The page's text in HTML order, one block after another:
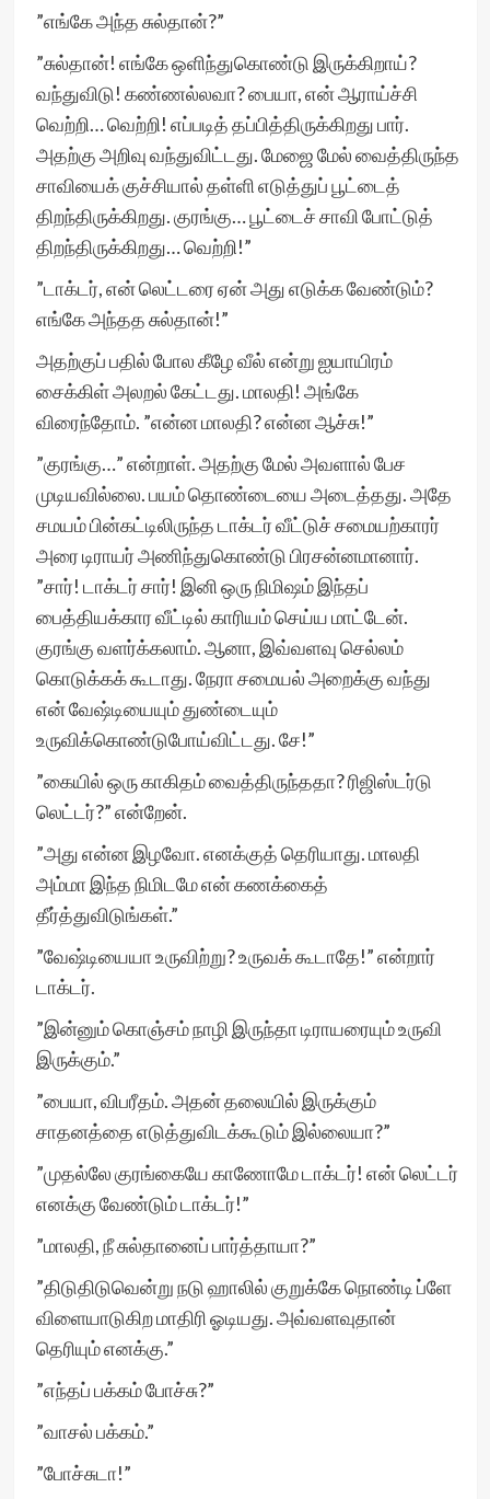
”எங்கே அந்த சுல்தான்?”
”சுல்தான்! எங்கே ஒளிந்துகொண்டு இருக்கிறாய்?
வந்துவிடு! கண்ணல்லவா? பையா, என் ஆராய்ச்சி
வெற்றி… வெற்றி! எப்படித் தப்பித்திருக்கிறது பார்.
அதற்கு அறிவு வந்துவிட்டது. மேஜை மேல் வைத்திருந்த
சாவியைக் குச்சியால் தள்ளி எடுத்துப் பூட்டைத்
திறந்திருக்கிறது. குரங்கு… பூட்டைச் சாவி போட்டுத்
திறந்திருக்கிறது… வெற்றி!”
”டாக்டர், என் லெட்டரை ஏன் அது எடுக்க வேண்டும்?
எங்கே அந்தத சுல்தான்!”
அதற்குப் பதில் போல கீழே வீல் என்று ஐயாயிரம்
சைக்கிள் அலறல் கேட்டது. மாலதி! அங்கே
விரைந்தோம். ”என்ன மாலதி? என்ன ஆச்சு!”
”குரங்கு…” என்றாள். அதற்கு மேல் அவளால் பேச
முடியவில்லை. பயம் தொண்டையை அடைத்தது. அதே
சமயம் பின்கட்டிலிருந்த டாக்டர் வீட்டுச் சமையற்காரர்
அரை டிராயர் அணிந்துகொண்டு பிரசன்னமானார்.
”சார்! டாக்டர் சார்! இனி ஒரு நிமிஷம் இந்தப்
பைத்தியக்கார வீட்டில் காரியம் செய்ய மாட்டேன்.
குரங்கு வளர்க்கலாம். ஆனா, இவ்வளவு செல்லம்
கொடுக்கக் கூடாது. நேரா சமையல் அறைக்கு வந்து
என் வேஷ்டியையும் துண்டையும்
உருவிக்கொண்டுபோய்விட்டது. சே!”
”கையில் ஒரு காகிதம் வைத்திருந்ததா? ரிஜிஸ்டர்டு
லெட்டர்?” என்றேன்.
”அது என்ன இழவோ. எனக்குத் தெரியாது. மாலதி
அம்மா இந்த நிமிடமே என் கணக்கைத்
தீர்த்துவிடுங்கள்.”
”வேஷ்டியையா உருவிற்று? உருவக் கூடாதே!” என்றார்
டாக்டர்.
”இன்னும் கொஞ்சம் நாழி இருந்தா டிராயரையும் உருவி
இருக்கும்.”
”பையா, விபரீதம். அதன் தலையில் இருக்கும்
சாதனத்தை எடுத்துவிடக்கூடும் இல்லையா?”
”முதல்லே குரங்கையே காணோமே டாக்டர்! என் லெட்டர்
எனக்கு வேண்டும் டாக்டர்!”
”மாலதி, நீ சுல்தானைப் பார்த்தாயா?”
”திடுதிடுவென்று நடு ஹாலில் குறுக்கே நொண்டி ப்ளே
விளையாடுகிற மாதிரி ஓடியது. அவ்வளவுதான்
தெரியும் எனக்கு.”
”எந்தப் பக்கம் போச்சு?”
”வாசல் பக்கம்.”
”போச்சுடா!”